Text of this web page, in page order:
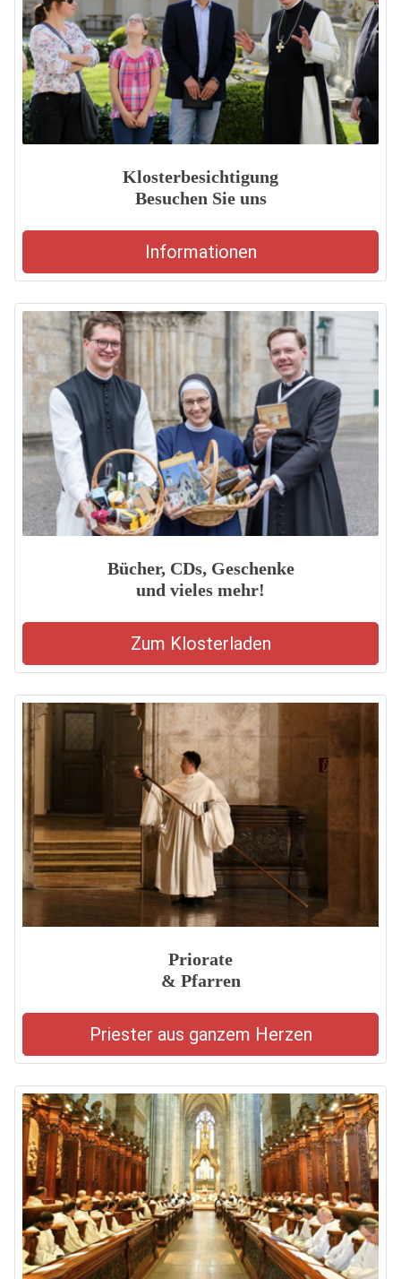
Klosterbesichtigung
Besuchen Sie uns
Informationen
Bücher, CDs, Geschenke
und vieles mehr!
Zum Klosterladen
Priorate
& Pfarren
Priester aus ganzem Herzen